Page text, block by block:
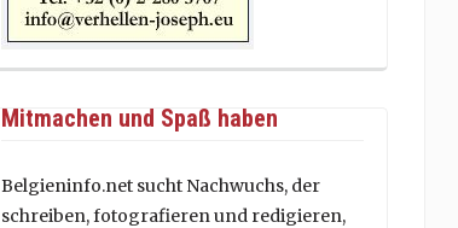
Mitmachen und Spaß haben
Belgieninfo.net sucht Nachwuchs, der
schreiben, fotografieren und redigieren,